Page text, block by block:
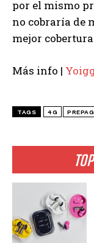
por el mismo
no cobraría de
mejor
Más info |
TAGS 4G